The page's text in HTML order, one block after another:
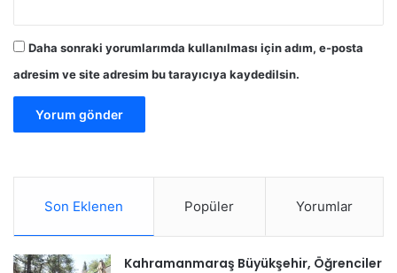
Daha sonraki yorumlarımda kullanılması için adım, e-posta
adresim ve site adresim bu tarayıcıya kaydedilsin.
Son Eklenen Popüler Yorumlar
Kahramanmaraş Büyükşehir, Öğrenciler